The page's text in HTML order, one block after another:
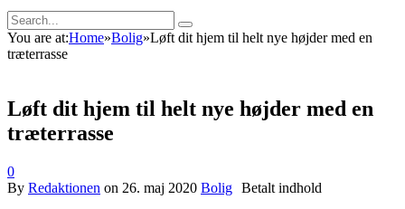
You are at:Home»Bolig»Løft dit hjem til helt nye højder med en
træterrasse
Løft dit hjem til helt nye højder med en
træterrasse
0
By Redaktionen on 26. maj 2020 Bolig